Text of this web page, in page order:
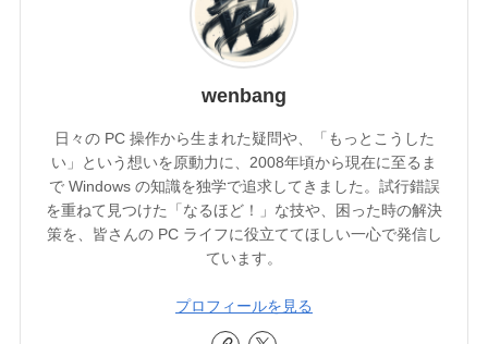
wenbang
日々の PC 操作から生まれた疑問や、「もっとこうした
い」という想いを原動力に、2008年頃から現在に至るま
で Windows の知識を独学で追求してきました。試行錯誤
を重ねて見つけた「なるほど！」な技や、困った時の解決
策を、皆さんの PC ライフに役立ててほしい一心で発信し
ています。
プロフィールを見る